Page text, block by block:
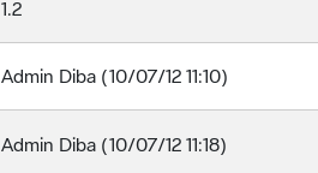
1.2
Admin Diba (10/07/12 11:10)
Admin Diba (10/07/12 11:18)